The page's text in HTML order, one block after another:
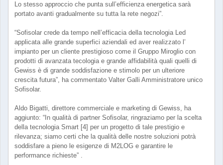
Lo stesso approccio che punta sull’efficienza energetica sarà
portato avanti gradualmente su tutta la rete negozi”.
“Sofisolar crede da tempo nell’efficacia della tecnologia Led
applicata alle grande superfici aziendali ed aver realizzato l’
impianto per un cliente prestigioso come il Gruppo Miroglio con
prodotti di avanzata tecologia e grande affidabilità quali quelli di
Gewiss è di grande soddisfazione e stimolo per un ulteriore
crescita futura”, ha commentato Valter Galli Amministratore unico
Sofisolar.
Aldo Bigatti, direttore commerciale e marketing di Gewiss, ha
aggiunto: “In qualità di partner Sofisolar, ringraziamo per la scelta
della tecnologia Smart [4] per un progetto di tale prestigio e
rilevanza; siamo certi che la qualità delle nostre soluzioni potrà
soddisfare a pieno le esigenze di M2LOG e garantire le
performance richieste” .